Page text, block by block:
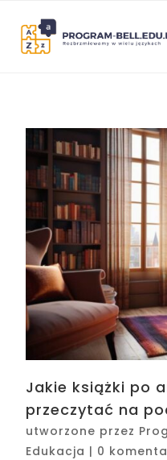
Jakie książki po
przeczytać na
utworzone przez
Edukacja | 0